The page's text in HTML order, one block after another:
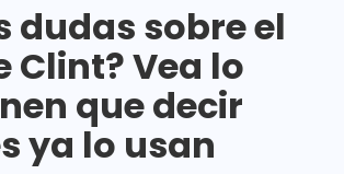
dudas sobre el
Clint? Vea lo
que decir
ya lo usan